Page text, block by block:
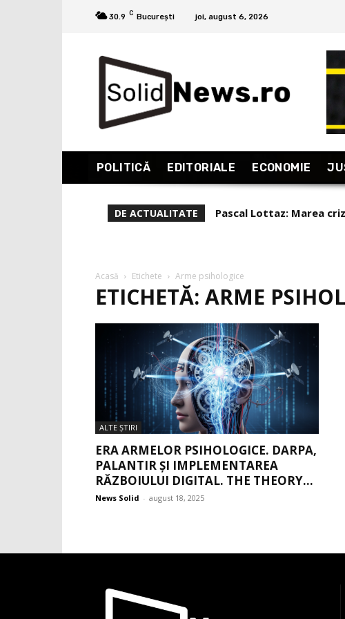
30.9 C București joi, august 6, 2026
POLITICĂ EDITORIALE ECONOMIE
DE ACTUALITATE Pascal Lottaz: Marea
Acasă Etichete Arme psihologice
ETICHETĂ: ARME
ALTE ŞTIRI
ERA ARMELOR PSIHOLOGICE. DARPA,
PALANTIR ȘI IMPLEMENTAREA
RĂZBOIULUI DIGITAL. THE THEORY...
News Solid - august 18, 2025